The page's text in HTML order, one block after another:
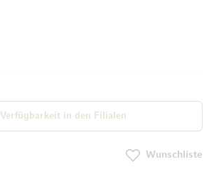
Verfügbarkeit in den Filialen
Wunschliste